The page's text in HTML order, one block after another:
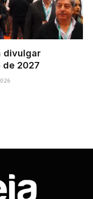
divulgar
de 2027